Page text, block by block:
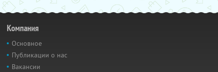
Компания
Основное
Публикации о нас
Вакансии